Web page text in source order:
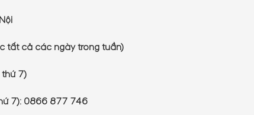
tất cả các ngày trong tuần)
7)
7): 0866 877 746